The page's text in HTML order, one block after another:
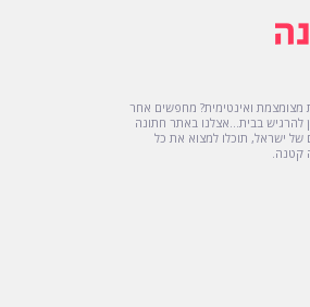
מצומצמת ואינטימית? מחפשים אחר
להרגיש בבית...אצלנו באתר חתונה
של ישראל, תוכלו למצוא את כל
קטנה.